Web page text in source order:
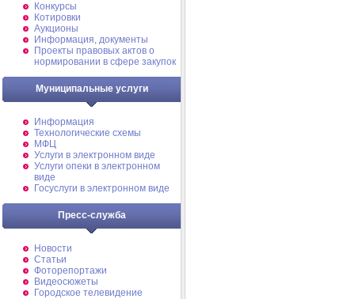
Конкурсы
Котировки
Аукционы
Информация, документы
Проекты правовых актов о
нормировании в сфере закупок
Муниципальные услуги
Информация
Технологические схемы
МФЦ
Услуги в электронном виде
Услуги опеки в электронном
виде
Госуслуги в электронном виде
Пресс-служба
Новости
Статьи
Фоторепортажи
Видеосюжеты
Городское телевидение